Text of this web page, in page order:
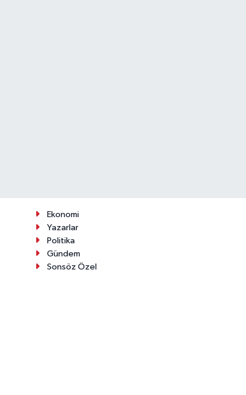
Ekonomi
Yazarlar
Politika
Gündem
Sonsöz Özel